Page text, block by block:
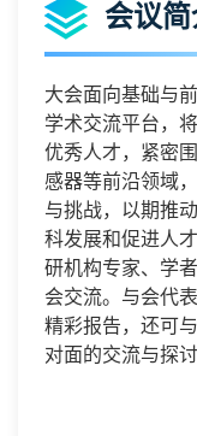
会议简
大会面向基础与
学术交流平台，
优秀人才，紧密
感器等前沿领域
与挑战，以期推
科发展和促进人
研机构专家、学
会交流。与会代
精彩报告，还可
对面的交流与探讨